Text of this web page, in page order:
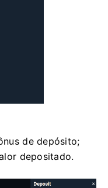
de depósito;
depositado.